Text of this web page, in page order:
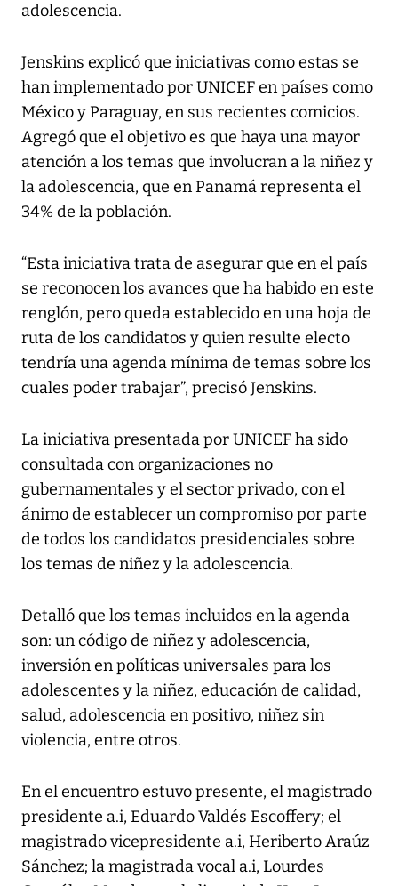
adolescencia.
Jenskins explicó que iniciativas como estas se
han implementado por UNICEF en países como
México y Paraguay, en sus recientes comicios.
Agregó que el objetivo es que haya una mayor
atención a los temas que involucran a la niñez y
la adolescencia, que en Panamá representa el
34% de la población.
“Esta iniciativa trata de asegurar que en el país
se reconocen los avances que ha habido en este
renglón, pero queda establecido en una hoja de
ruta de los candidatos y quien resulte electo
tendría una agenda mínima de temas sobre los
cuales poder trabajar”, precisó Jenskins.
La iniciativa presentada por UNICEF ha sido
consultada con organizaciones no
gubernamentales y el sector privado, con el
ánimo de establecer un compromiso por parte
de todos los candidatos presidenciales sobre
los temas de niñez y la adolescencia.
Detalló que los temas incluidos en la agenda
son: un código de niñez y adolescencia,
inversión en políticas universales para los
adolescentes y la niñez, educación de calidad,
salud, adolescencia en positivo, niñez sin
violencia, entre otros.
En el encuentro estuvo presente, el magistrado
presidente a.i, Eduardo Valdés Escoffery; el
magistrado vicepresidente a.i, Heriberto Araúz
Sánchez; la magistrada vocal a.i, Lourdes